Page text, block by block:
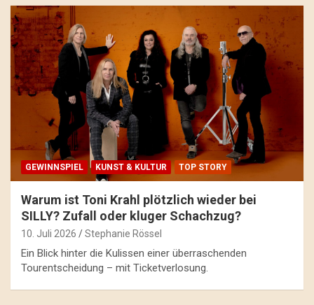
GEWINNSPIEL KUNST & KULTUR TOP STORY
Warum ist Toni Krahl plötzlich wieder bei
SILLY? Zufall oder kluger Schachzug?
10. Juli 2026 Stephanie Rössel
Ein Blick hinter die Kulissen einer überraschenden
Tourentscheidung – mit Ticketverlosung.